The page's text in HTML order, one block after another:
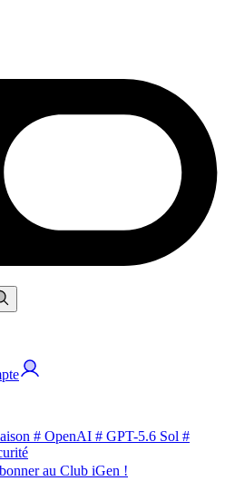
# OpenAI # GPT-5.6 Sol #
au Club iGen !